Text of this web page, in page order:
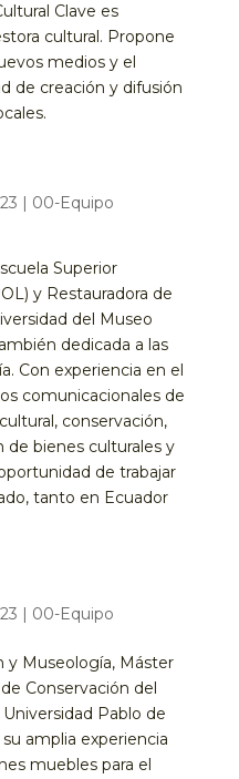
Clave es
cultural. Propone
medios y el
de creación y difusión
| 00-Equipo
Superior
y Restauradora de
del Museo
dedicada a las
Con experiencia en el
comunicacionales de
conservación,
de bienes culturales y
de trabajar
tanto en Ecuador
| 00-Equipo
y Museología, Máster
Conservación del
Pablo de
amplia experiencia
muebles para el